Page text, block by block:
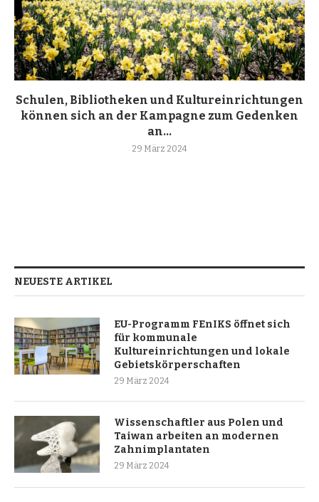
Schulen, Bibliotheken und Kultureinrichtungen
können sich an der Kampagne zum Gedenken
an...
29 März 2024
NEUESTE ARTIKEL
EU-Programm FEnIKS öffnet sich
für kommunale
Kultureinrichtungen und lokale
Gebietskörperschaften
29 März 2024
Wissenschaftler aus Polen und
Taiwan arbeiten an modernen
Zahnimplantaten
29 März 2024